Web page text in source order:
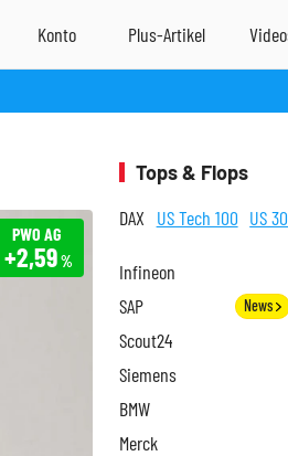
PWO AG
+2,59%
Tops & Flops
DAX US Tech 100 US 30
Infineon
SAP News
Scout24
Siemens
BMW
Merck